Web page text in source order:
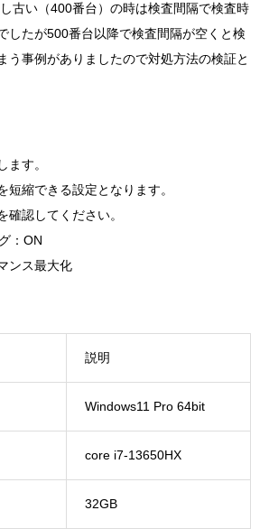
古い（400番台）の時は検査間隔で検査時
したが500番台以降で検査間隔が空くと検
う事例がありましたので対処方法の検証と
ます。
短縮できる設定となります。
確認してください。
：ON
ンス最大化
説明
Windows11 Pro 64bit
core i7-13650HX
32GB